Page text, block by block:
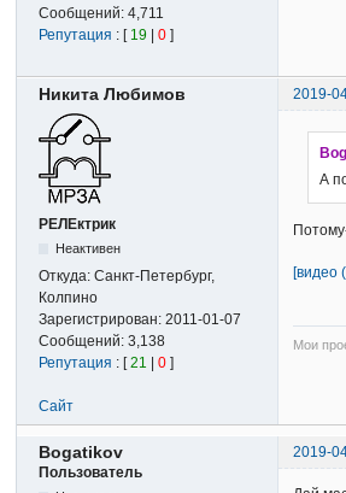
Сообщений:4,711
Репутация : [ 19 |0 ]
Никита Любимов 2019-
РЕЛЕктрик
Неактивен
Откуда:Санкт-Петербург,
Колпино
Зарегистрирован:2011-01-07
Сообщений:3,138
Репутация : [21 |0 ]
А
[видео
Мои
Сайт
Bogatikov
2019-
Пользователь